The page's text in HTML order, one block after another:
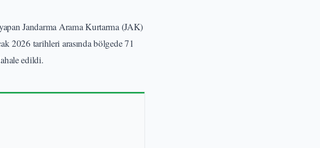
Jandarma Arama Kurtarma (JAK)
2026 tarihleri arasında bölgede 71
edildi.